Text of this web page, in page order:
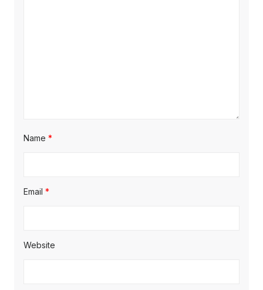
Name *
Email *
Website